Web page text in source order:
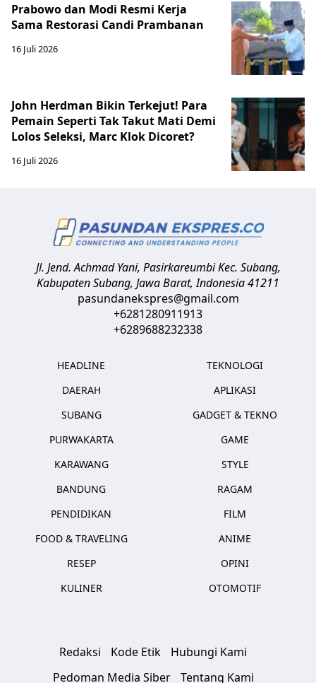
Prabowo dan Modi Resmi Kerja
Sama Restorasi Candi Prambanan
16 Juli 2026
John Herdman Bikin Terkejut! Para
Pemain Seperti Tak Takut Mati Demi
Lolos Seleksi, Marc Klok Dicoret?
16 Juli 2026
Jl. Jend. Achmad Yani, Pasirkareumbi Kec. Subang,
Kabupaten Subang, Jawa Barat,Indonesia41211
pasundanekspres@gmail.com
+6281280911913
+6289688232338
HEADLINE
DAERAH
SUBANG
PURWAKARTA
KARAWANG
BANDUNG
PENDIDIKAN
FOOD & TRAVELING
RESEP
KULINER
TEKNOLOGI
APLIKASI
GADGET & TEKNO
GAME
STYLE
RAGAM
FILM
ANIME
OPINI
OTOMOTIF
Redaksi Kode Etik
Hubungi Kami
Pedoman Media Siber
Tentang Kami